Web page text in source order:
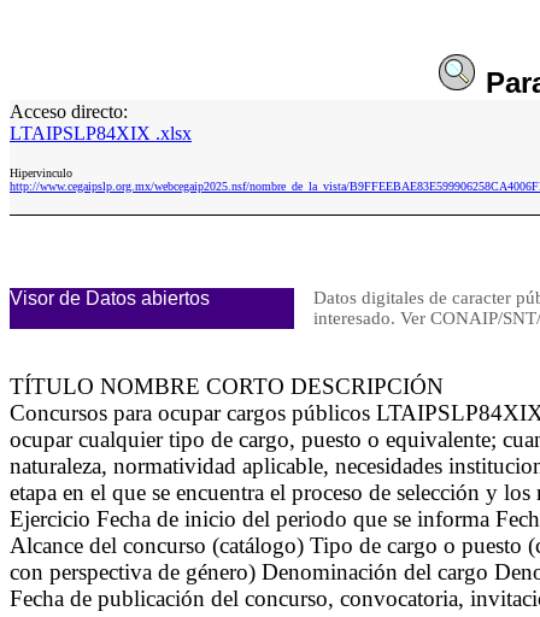
Acceso directo:
LTAIPSLP84XIX .xlsx
Hipervinculo
http://www.cegaipslp.org.mx/webcegaip2025.nsf/nombre_de_la_vista/
Visor de Datos abiertos
Datos digitales de caracter
interesado. Ver CONAIP/
TÍTULO NOMBRE CORTO DESCRIPCIÓN
Concursos para ocupar cargos públicos
ocupar cualquier tipo de cargo, puesto o equivalente;
naturaleza, normatividad aplicable, necesidades
etapa en el que se encuentra el proceso de selección y
Ejercicio Fecha de inicio del periodo que se informa
Alcance del concurso (catálogo) Tipo de cargo o puesto
con perspectiva de género) Denominación del cargo
Fecha de publicación del concurso, convocatoria,